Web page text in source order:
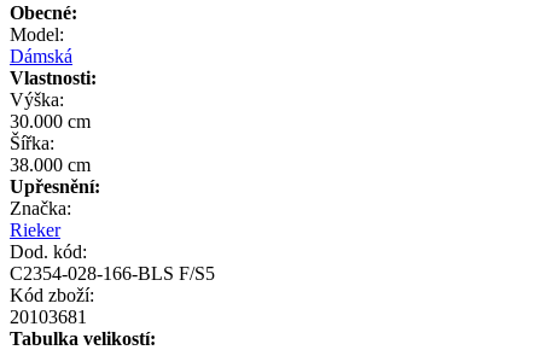
Obecné:
Model:
Dámská
Vlastnosti:
Výška:
30.000 cm
Šířka:
38.000 cm
Upřesnění:
Značka:
Rieker
Dod. kód:
C2354-028-166-BLS F/S5
Kód zboží:
20103681
Tabulka velikostí: